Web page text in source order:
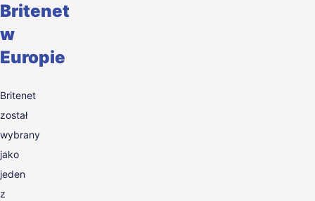
Britenet
w
Europie
Britenet
został
wybrany
jako
jeden
z